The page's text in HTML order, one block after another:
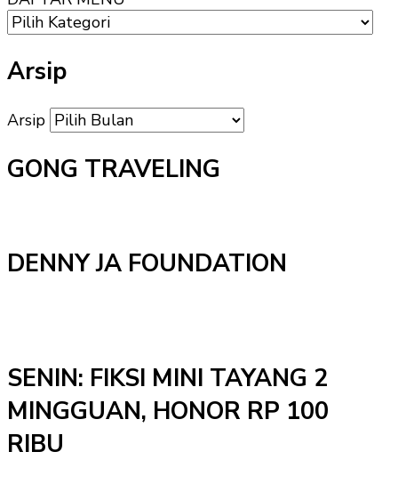
Arsip
Arsip
GONG TRAVELING
DENNY JA FOUNDATION
SENIN: FIKSI MINI TAYANG 2
MINGGUAN, HONOR RP 100
RIBU